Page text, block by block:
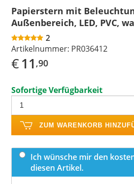
Papierstern mit
Außenbereich, LED, PVC,
2
Artikelnummer: PR036412
€11 ,90
Sofortige Verfügbarkeit
ZUM WARENKORB
Ich wünsche mir den
diesen Artikel.